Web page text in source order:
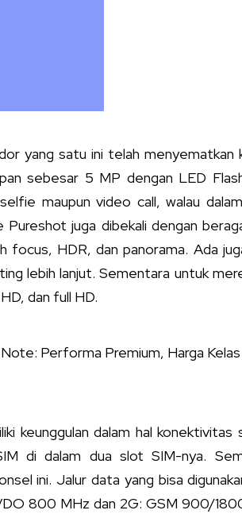
yang satu ini telah
sebesar 5 MP dengan LED
maupun video call, walau
Pureshot juga dibekali dengan
HDR, dan panorama. Ada
lebih lanjut. Sementara untuk
dan full HD.
Performa Premium, Harga
keunggulan dalam hal
di dalam dua slot SIM-nya.
ini. Jalur data yang bisa
800 MHz dan 2G: GSM 900/